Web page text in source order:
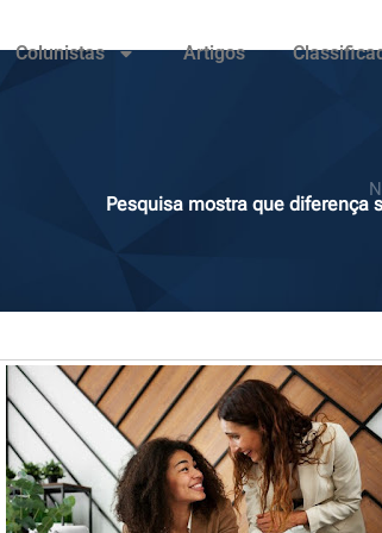
Colunistas Artigos
Pesquisa mostra que diferença